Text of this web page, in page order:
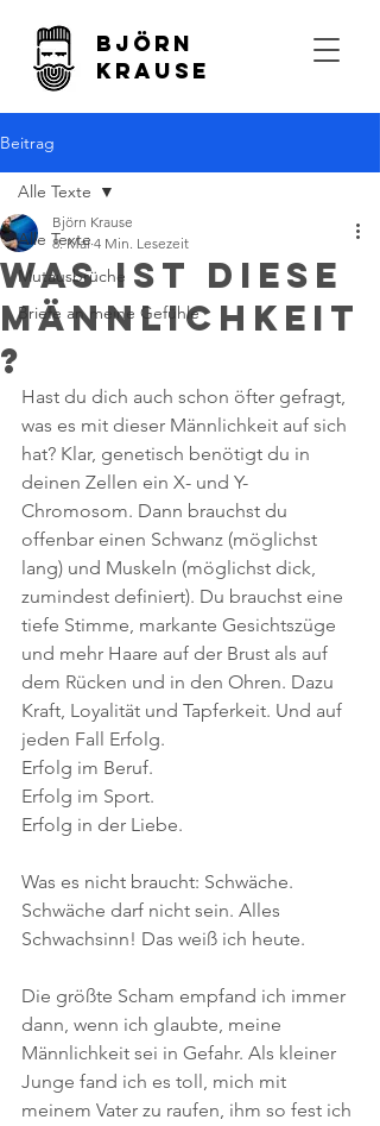
Björn
Krause
Beitrag
Alle Texte
Mutausbrüche
Briefe an meine Gefühle
Alle Texte
Was ist diese
Männlichkeit
?
Björn Krause
8. Mai 4 Min. Lesezeit
Hast du dich auch schon öfter gefragt,
was es mit dieser Männlichkeit auf sich
hat? Klar, genetisch benötigt du in
deinen Zellen ein X- und Y-
Chromosom. Dann brauchst du
offenbar einen Schwanz (möglichst
lang) und Muskeln (möglichst dick,
zumindest definiert). Du brauchst eine
tiefe Stimme, markante Gesichtszüge
und mehr Haare auf der Brust als auf
dem Rücken und in den Ohren. Dazu
Kraft, Loyalität und Tapferkeit. Und auf
jeden Fall Erfolg.
Erfolg im Beruf.
Erfolg im Sport.
Erfolg in der Liebe.
Was es nicht braucht: Schwäche.
Schwäche darf nicht sein. Alles
Schwachsinn! Das weiß ich heute.
Die größte Scham empfand ich immer
dann, wenn ich glaubte, meine
Männlichkeit sei in Gefahr. Als kleiner
Junge fand ich es toll, mich mit
meinem Vater zu raufen, ihm so fest ich